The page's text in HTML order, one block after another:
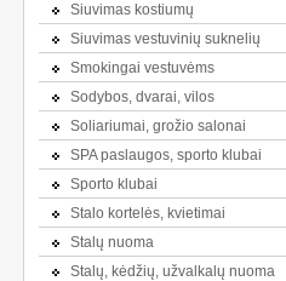
Siuvimas kostiumų
Siuvimas vestuvinių suknelių
Smokingai vestuvėms
Sodybos, dvarai, vilos
Soliariumai, grožio salonai
SPA paslaugos, sporto klubai
Sporto klubai
Stalo kortelės, kvietimai
Stalų nuoma
Stalų, kėdžių, užvalkalų nuoma